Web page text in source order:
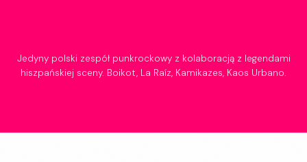
Jedyny polski zespół punkrockowy z kolaboracją z legendami
hiszpańskiej sceny. Boikot, La Raíz, Kamikazes, Kaos Urbano.